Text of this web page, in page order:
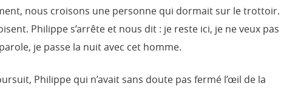
nous croisons une personne qui dormait sur le trottoir.
Philippe s’arrête et nous dit : je reste ici, je ne veux pas
je passe la nuit avec cet homme.
Philippe qui n’avait sans doute pas fermé l’œil de la